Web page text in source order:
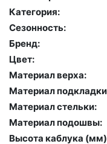
Категория:
Сезонность:
Бренд:
Цвет:
Материал верха:
Материал
Материал стельки:
Материал подошвы:
Высота каблука